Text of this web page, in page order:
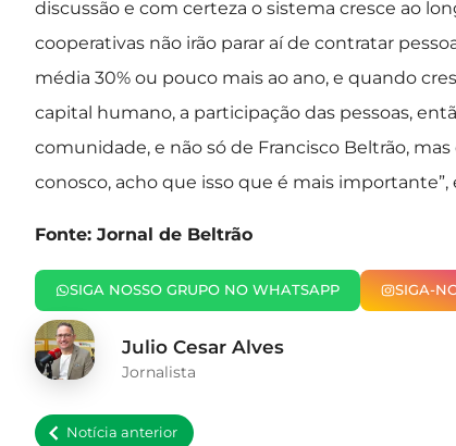
discussão e com certeza o sistema cresce ao
cooperativas não irão parar aí de contratar
média 30% ou pouco mais ao ano, e quando
capital humano, a participação das pessoas,
comunidade, e não só de Francisco Beltrão,
conosco, acho que isso que é mais importante”,
Fonte: Jornal de Beltrão
SIGA NOSSO GRUPO NO WHATSAPP SIGA-
Julio Cesar Alves
Jornalista
Notícia anterior